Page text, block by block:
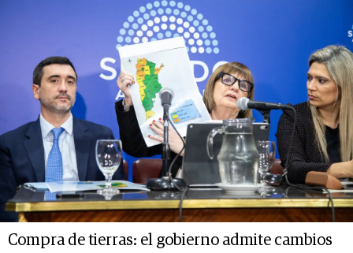
Compra de tierras: el gobierno admite cambios